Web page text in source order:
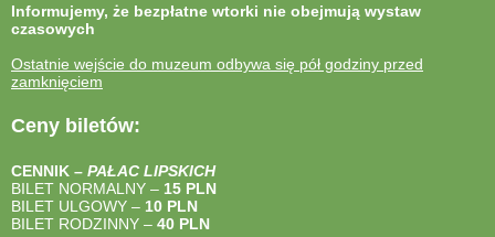
Informujemy, że bezpłatne wtorki nie obejmują wystaw
czasowych
Ostatnie wejście do muzeum odbywa się pół godziny przed
zamknięciem
Ceny biletów:
CENNIK – PAŁAC LIPSKICH
BILET NORMALNY – 15 PLN
BILET ULGOWY – 10 PLN
BILET RODZINNY – 40 PLN